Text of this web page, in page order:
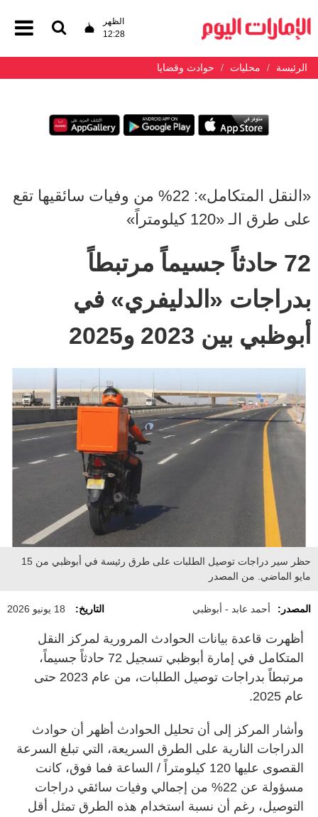
الظهر
12:28
الرئيسة محليات حوادث وقضايا
«النقل المتكامل»: 22% من وفيات سائقيها تقع
على طرق الـ «120 كيلومتراً»
72 حادثاً جسيماً مرتبطاً
بدراجات «الدليفري» في
أبوظبي بين 2023 و2025
حظر سير دراجات توصيل الطلبات على طرق رئيسة في أبوظبي من 15
مايو الماضي. من المصدر
المصدر: أحمد عابد - أبوظبي التاريخ: 18 يونيو 2026
أظهرت قاعدة بيانات الحوادث المرورية لمركز النقل
المتكامل في إمارة أبوظبي تسجيل 72 حادثاً جسيماً،
مرتبطاً بدراجات توصيل الطلبات، من عام 2023 حتى
عام 2025.
وأشار المركز إلى أن تحليل الحوادث أظهر أن حوادث
الدراجات النارية على الطرق السريعة، التي تبلغ السرعة
القصوى عليها 120 كيلومتراً / الساعة فما فوق، كانت
مسؤولة عن 22% من إجمالي وفيات سائقي دراجات
التوصيل، رغم أن نسبة استخدام هذه الطرق تمثل أقل